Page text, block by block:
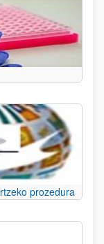
prozedura